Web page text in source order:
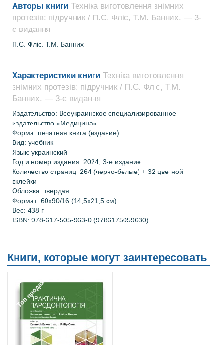
Авторы книги Техніка виготовлення знімних
протезів: підручник / П.С. Фліс, Т.М. Банних. — 3-
є видання
П.С. Фліс, Т.М. Банних
Характеристики книги Техніка виготовлення
знімних протезів: підручник / П.С. Фліс, Т.М.
Банних. — 3-є видання
Издательство: Всеукраинское специализированное
издательство «Медицина»
Форма: печатная книга (издание)
Вид: учебник
Язык: украинский
Год и номер издания: 2024, 3-е издание
Количество страниц: 264 (черно-белые) + 32 цветной
вклейки
Обложка: твердая
Формат: 60х90/16 (14,5х21,5 см)
Вес: 438 г
ISBN: 978-617-505-963-0 (9786175059630)
Книги, которые могут заинтересовать
Топ продаж